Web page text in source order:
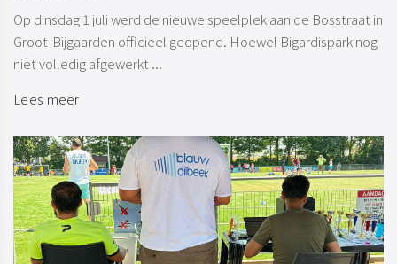
Op dinsdag 1 juli werd de nieuwe speelplek aan de Bosstraat in
Groot-Bijgaarden officieel geopend. Hoewel Bigardispark nog
niet volledig afgewerkt ...
Lees meer